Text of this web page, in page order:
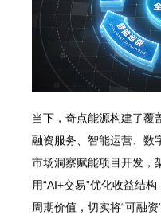
当下，奇点能源构建了覆
融资服务、智能运营、数
市场洞察赋能项目开发，
用“AI+交易”优化收益结
周期价值，切实将“可融